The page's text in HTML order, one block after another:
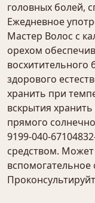
головных болей,
Ежедневное
Мастер Волос с
орехом
восхитительного
здорового
хранить при
вскрытия
прямого
9199-040-
средством.
вспомогательное